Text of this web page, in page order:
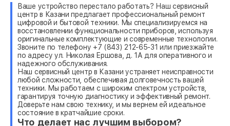
Ваше устройство перестало работать? Наш сервисный
центр в Казани предлагает профессиональный ремонт
цифровой и бытовой техники. Мы специализируемся на
восстановлении функциональности приборов, используя
оригинальные комплектующие и современные технологии.
Звоните по телефону +7 (843) 212-65-31 или приезжайте
по адресу ул. Николая Ершова, д. 1А для оперативного и
надежного обслуживания.
Наш сервисный центр в Казани устраняет неисправности
любой сложности, обеспечивая долговечность вашей
техники. Мы работаем с широким спектром устройств,
гарантируя точную диагностику и эффективный ремонт.
Доверьте нам свою технику, и мы вернем ей идеальное
состояние в кратчайшие сроки.
Что делает нас лучшим выбором?